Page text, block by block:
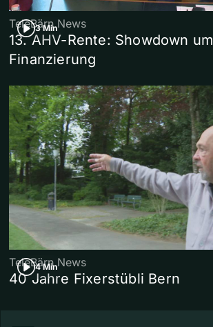
3 Min
TeleBärn News
13. AHV-Rente: Showdown um
Finanzierung
4 Min
TeleBärn News
40 Jahre Fixerstübli Bern